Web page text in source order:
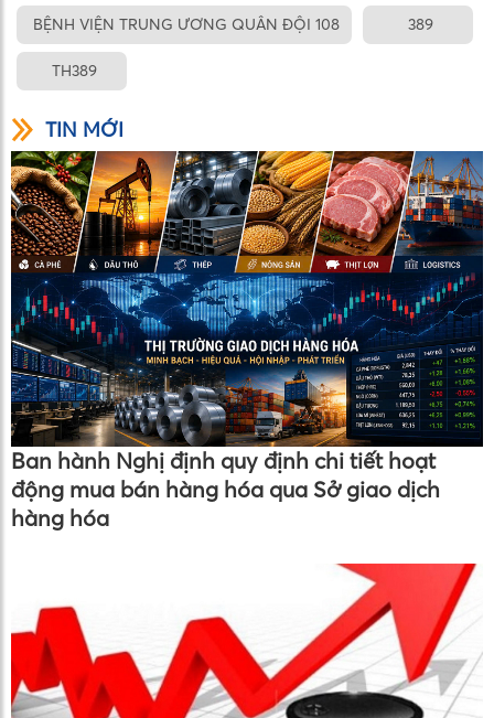
BỆNH VIỆN TRUNG ƯƠNG QUÂN ĐỘI 108 389
TH389
TIN MỚI
Ban hành Nghị định quy định chi tiết hoạt
động mua bán hàng hóa qua Sở giao dịch
hàng hóa